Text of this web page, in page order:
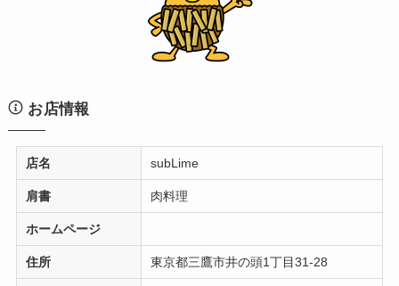
お店情報
店名 subLime
肩書 肉料理
ホームページ
住所 東京都三鷹市井の頭1丁目31-28